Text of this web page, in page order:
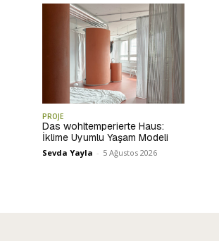
PROJE
Das wohltemperierte Haus:
İklime Uyumlu Yaşam Modeli
Sevda Yayla - 5 Ağustos 2026